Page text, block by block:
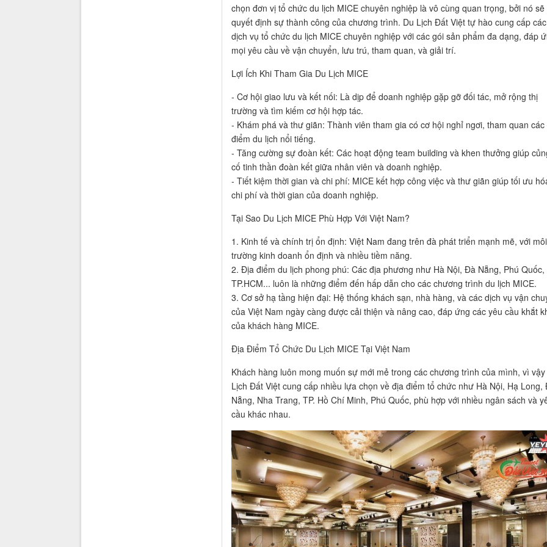
chọn đơn vị tổ chức du lịch MICE chuyên nghiệp là vô cùng quan trọng, bởi nó sẽ
quyết định sự thành công của chương trình. Du Lịch Đất Việt tự hào cung cấp các
dịch vụ tổ chức du lịch MICE chuyên nghiệp với các gói sản phẩm đa dạng, đáp
mọi yêu cầu về vận chuyển, lưu trú, tham quan, và giải trí.
Lợi Ích Khi Tham Gia Du Lịch MICE
- Cơ hội giao lưu và kết nối: Là dịp để doanh nghiệp gặp gỡ đối tác, mở rộng thị
trường và tìm kiếm cơ hội hợp tác.
- Khám phá và thư giãn: Thành viên tham gia có cơ hội nghỉ ngơi, tham quan các
điểm du lịch nổi tiếng.
- Tăng cường sự đoàn kết: Các hoạt động team building và khen thưởng giúp
cố tinh thần đoàn kết giữa nhân viên và doanh nghiệp.
- Tiết kiệm thời gian và chi phí: MICE kết hợp công việc và thư giãn giúp tối ưu
chi phí và thời gian của doanh nghiệp.
Tại Sao Du Lịch MICE Phù Hợp Với Việt Nam?
1. Kinh tế và chính trị ổn định: Việt Nam đang trên đà phát triển mạnh mẽ, với môi
trường kinh doanh ổn định và nhiều tiềm năng.
2. Địa điểm du lịch phong phú: Các địa phương như Hà Nội, Đà Nẵng, Phú Quốc,
TP.HCM... luôn là những điểm đến hấp dẫn cho các chương trình du lịch MICE.
3. Cơ sở hạ tầng hiện đại: Hệ thống khách sạn, nhà hàng, và các dịch vụ vận
của Việt Nam ngày càng được cải thiện và nâng cao, đáp ứng các yêu cầu khắt
của khách hàng MICE.
Địa Điểm Tổ Chức Du Lịch MICE Tại Việt Nam
Khách hàng luôn mong muốn sự mới mẻ trong các chương trình của mình, vì vậy
Lịch Đất Việt cung cấp nhiều lựa chọn về địa điểm tổ chức như Hà Nội, Hạ Long,
Nẵng, Nha Trang, TP. Hồ Chí Minh, Phú Quốc, phù hợp với nhiều ngân sách và
cầu khác nhau.